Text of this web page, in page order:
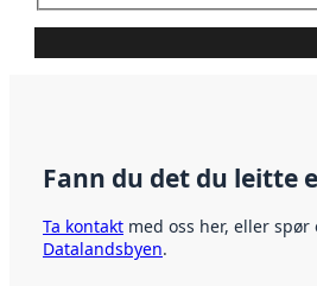
Fann du det du leitte
Ta kontakt med oss her, eller spør
Datalandsbyen.